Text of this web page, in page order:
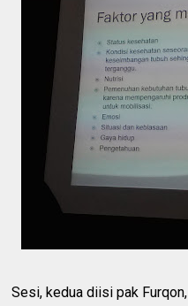
Sesi, kedua diisi pak